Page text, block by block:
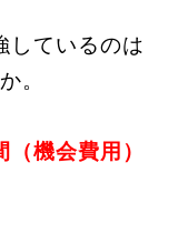
しているのは
。
機会費用）